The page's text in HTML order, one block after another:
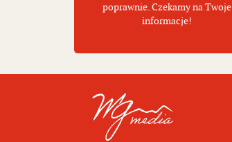
poprawnie. Czekamy na Twoje
informacje!